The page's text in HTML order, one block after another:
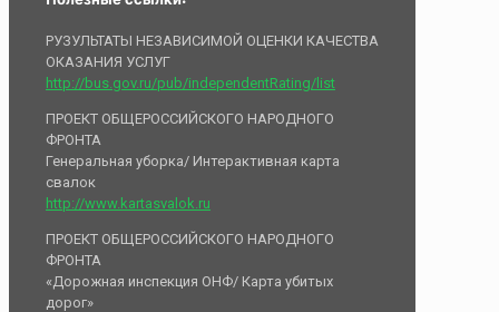
РУЗУЛЬТАТЫ НЕЗАВИСИМОЙ ОЦЕНКИ КАЧЕСТВА
ОКАЗАНИЯ УСЛУГ
http://bus.gov.ru/pub/independentRating/list
ПРОЕКТ ОБЩЕРОССИЙСКОГО НАРОДНОГО
ФРОНТА
Генеральная уборка/ Интерактивная карта
свалок
http://www.kartasvalok.ru
ПРОЕКТ ОБЩЕРОССИЙСКОГО НАРОДНОГО
ФРОНТА
«Дорожная инспекция ОНФ/ Карта убитых
дорог»